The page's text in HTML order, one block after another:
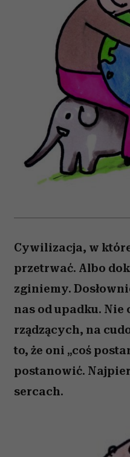
Cywilizacja, w
przetrwać. Albo
zginiemy.
nas od upadku. Nie
rządzących, na
to, że oni „coś
postanowić.
sercach.